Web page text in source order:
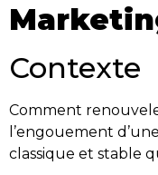
Contexte
Comment
l’engouement
classique et stable